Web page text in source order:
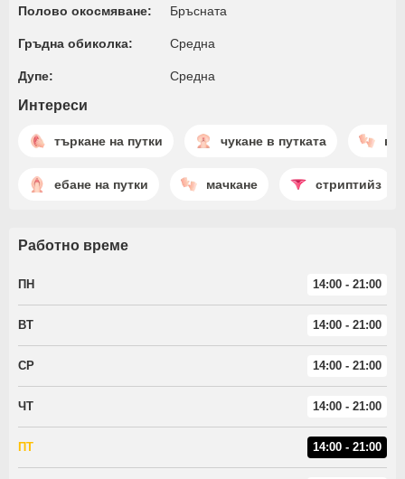
Полово окосмяване: Бръсната
Гръдна обиколка: Среднa
Дупе: Среднa
Интереси
търкане на путки чукане в путката
ебане на путки мачкане стриптийз
Работно време
ПН 14:00 - 21:00
ВТ 14:00 - 21:00
СР 14:00 - 21:00
ЧТ 14:00 - 21:00
ПТ 14:00 - 21:00